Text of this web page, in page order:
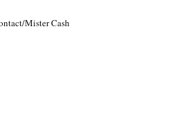
Mister Cash